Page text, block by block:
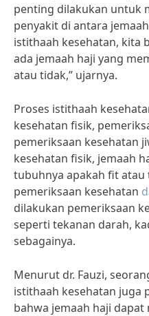
penting dilakukan untuk
penyakit di antara
istithaah kesehatan, kita
ada jemaah haji yang
atau tidak,” ujarnya.
Proses istithaah
kesehatan fisik,
pemeriksaan kesehatan
kesehatan fisik, jemaah
tubuhnya apakah fit atau
pemeriksaan kesehatan
dilakukan pemeriksaan
seperti tekanan darah,
sebagainya.
Menurut dr. Fauzi,
istithaah kesehatan juga
bahwa jemaah haji